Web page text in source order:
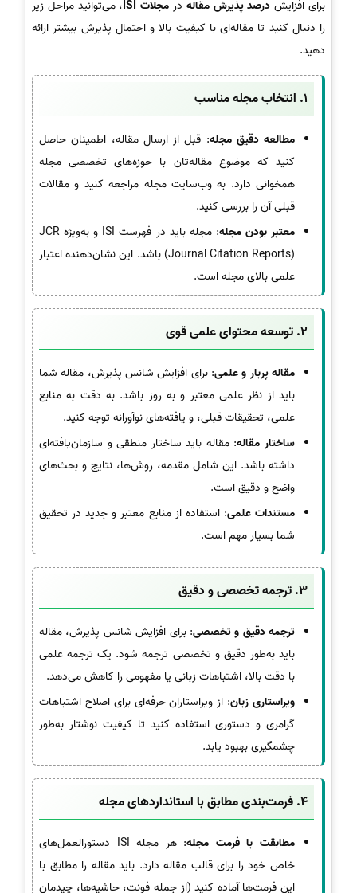
برای افزایش درصد پذیرش مقاله در مجلات ISI
، می‌توانید مراحل زیر
را دنبال کنید تا مقاله‌ای با کیفیت بالا و احتمال پذیرش بیشتر ارائه
دهید.
1. انتخاب مجله مناسب
مطالعه دقیق مجله: قبل از ارسال مقاله، اطمینان حاصل
کنید که موضوع مقاله‌تان با حوزه‌های تخصصی مجله
همخوانی دارد. به وب‌سایت مجله مراجعه کنید و مقالات
قبلی آن را بررسی کنید.
معتبر بودن مجله
: مجله باید در فهرست ISI و به‌ویژه JCR
(Journal Citation Reports) باشد. این نشان‌دهنده اعتبار
علمی بالای مجله است.
2. توسعه محتوای علمی قوی
مقاله پربار و علمی: برای افزایش شانس پذیرش، مقاله شما
باید از نظر علمی معتبر و به روز باشد. به دقت به منابع
علمی، تحقیقات قبلی، و یافته‌های نوآورانه توجه کنید.
ساختار مقاله: مقاله باید ساختار منطقی و سازمان‌یافته‌ای
داشته باشد. این شامل مقدمه، روش‌ها، نتایج و بحث‌های
واضح و دقیق است.
مستندات علمی: استفاده از منابع معتبر و جدید در تحقیق
شما بسیار مهم است.
3. ترجمه تخصصی و دقیق
ترجمه دقیق و تخصصی: برای افزایش شانس پذیرش، مقاله
باید به‌طور دقیق و تخصصی ترجمه شود. یک ترجمه علمی
با دقت بالا، اشتباهات زبانی یا مفهومی را کاهش می‌دهد.
ویراستاری زبان: از ویراستاران حرفه‌ای برای اصلاح اشتباهات
گرامری و دستوری استفاده کنید تا کیفیت نوشتار به‌طور
چشمگیری بهبود یابد.
4. فرمت‌بندی مطابق با استانداردهای مجله
مطابقت با فرمت مجله
: هر مجله ISI دستورالعمل‌های
خاص خود را برای قالب مقاله دارد. باید مقاله را مطابق با
این فرمت‌ها آماده کنید (از جمله فونت، حاشیه‌ها، چیدمان